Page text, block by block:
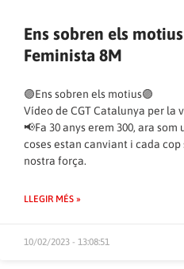
Ens sobren els
Feminista 8M
🟣Ens sobren els motius🟣
Vídeo de CGT Catalunya per la
📢Fa 30 anys erem 300, ara
coses estan canviant i cada
nostra força.
LLEGIR MÉS »
10/02/2023 - 13:08:51